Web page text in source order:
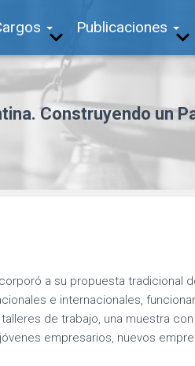
Publicaciones
Construyendo un
a su propuesta tradicional
e internacionales,
de trabajo, una muestra
empresarios, nuevos